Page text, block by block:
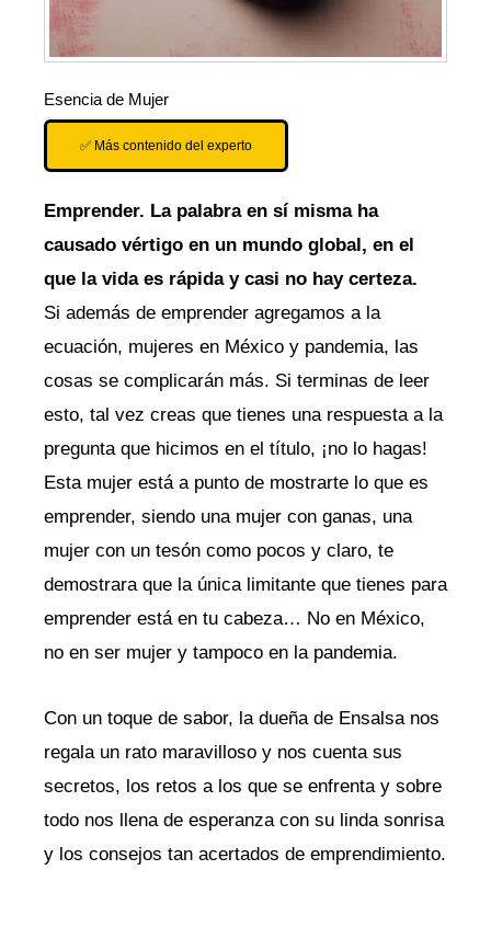
Esencia de Mujer
✅ Más contenido del experto
Emprender. La palabra en sí misma ha
causado vértigo en un mundo global, en el
que la vida es rápida y casi no hay certeza.
Si además de emprender agregamos a la
ecuación, mujeres en México y pandemia, las
cosas se complicarán más. Si terminas de leer
esto, tal vez creas que tienes una respuesta a la
pregunta que hicimos en el título, ¡no lo hagas!
Esta mujer está a punto de mostrarte lo que es
emprender, siendo una mujer con ganas, una
mujer con un tesón como pocos y claro, te
demostrara que la única limitante que tienes para
emprender está en tu cabeza… No en México,
no en ser mujer y tampoco en la pandemia.
Con un toque de sabor, la dueña de Ensalsa nos
regala un rato maravilloso y nos cuenta sus
secretos, los retos a los que se enfrenta y sobre
todo nos llena de esperanza con su linda sonrisa
y los consejos tan acertados de emprendimiento.